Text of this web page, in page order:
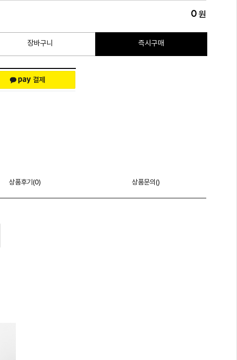
0원
장바구니 즉시구매
상품후기(0) 상품문의()